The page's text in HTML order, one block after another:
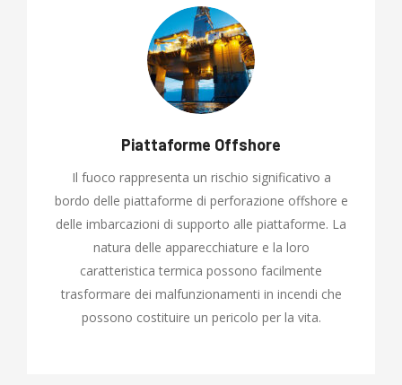
Piattaforme Offshore
Il fuoco rappresenta un rischio significativo a
bordo delle piattaforme di perforazione offshore e
delle imbarcazioni di supporto alle piattaforme. La
natura delle apparecchiature e la loro
caratteristica termica possono facilmente
trasformare dei malfunzionamenti in incendi che
possono costituire un pericolo per la vita.